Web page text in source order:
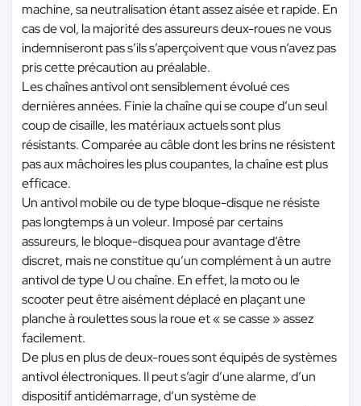
machine, sa neutralisation étant assez aisée et rapide. En
cas de vol, la majorité des assureurs deux-roues ne vous
indemniseront pas s’ils s’aperçoivent que vous n’avez pas
pris cette précaution au préalable.
Les chaînes antivol ont sensiblement évolué ces
dernières années. Finie la chaîne qui se coupe d’un seul
coup de cisaille, les matériaux actuels sont plus
résistants. Comparée au câble dont les brins ne résistent
pas aux mâchoires les plus coupantes, la chaîne est plus
efficace.
Un antivol mobile ou de type bloque-disque ne résiste
pas longtemps à un voleur. Imposé par certains
assureurs, le bloque-disquea pour avantage d’être
discret, mais ne constitue qu’un complément à un autre
antivol de type U ou chaîne. En effet, la moto ou le
scooter peut être aisément déplacé en plaçant une
planche à roulettes sous la roue et « se casse » assez
facilement.
De plus en plus de deux-roues sont équipés de systèmes
antivol électroniques. Il peut s’agir d’une alarme, d’un
dispositif antidémarrage, d’un système de